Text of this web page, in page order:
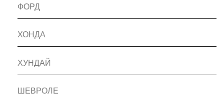
ФОРД
ХОНДА
ХУНДАЙ
ШЕВРОЛЕ